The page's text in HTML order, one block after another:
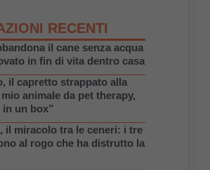
RECENTI
il cane senza acqua
in fin di vita dentro casa
il capretto strappato alla
animale da pet therapy,
un box”
il miracolo tra le ceneri: i tre
al rogo che ha distrutto la